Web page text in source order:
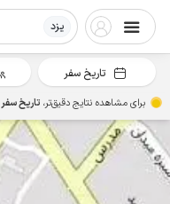
یزد
تاریخ سفر
برای مشاهده نتایج دقیق‌تر، تاریخ سفر